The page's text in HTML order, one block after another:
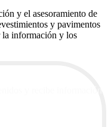
y el asesoramiento de
y pavimentos
la información y los